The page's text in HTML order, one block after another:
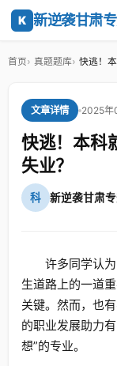
K 新逆袭甘肃
首页 真题题库 快逃！
文章详情 2025年
快逃！本科
失业？
科 新逆袭甘肃
许多同学认
生道路上的一道
关键。然而，也
的职业发展助力
想”的专业。